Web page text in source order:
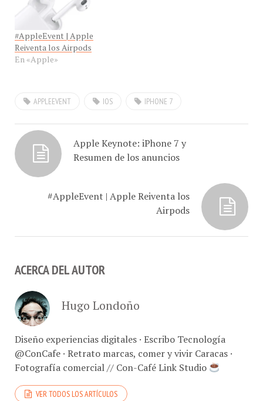
#AppleEvent | Apple
Reiventa los Airpods
En «Apple»
APPLEEVENT IOS IPHONE 7
Apple Keynote: iPhone 7 y
Resumen de los anuncios
#AppleEvent | Apple Reiventa los
Airpods
ACERCA DEL AUTOR
Hugo Londoño
Diseño experiencias digitales · Escribo Tecnología
@ConCafe · Retrato marcas, comer y vivir Caracas ·
Fotografía comercial // Con-Café Link Studio
VER TODOS LOS ARTÍCULOS